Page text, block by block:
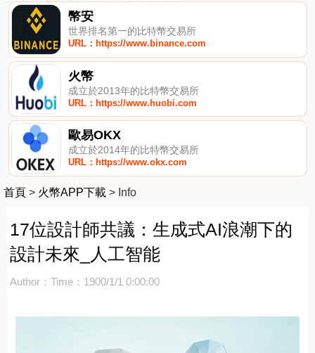
幣安
世界排名第一的比特幣交易所
URL：https://www.binance.com
火幣
成立於2013年的比特幣交易所
URL：https://www.huobi.com
歐易OKX
成立於2014年的比特幣交易所
URL：https://www.okx.com
首頁 > 火幣APP下載 > Info
17位設計師共議：生成式AI浪潮下的
設計未來_人工智能
Author： Time：1900/1/1 0:00:00